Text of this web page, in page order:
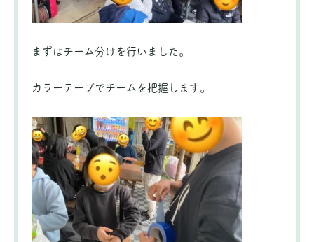
まずはチーム分けを行いました。
カラーテープでチームを把握します。